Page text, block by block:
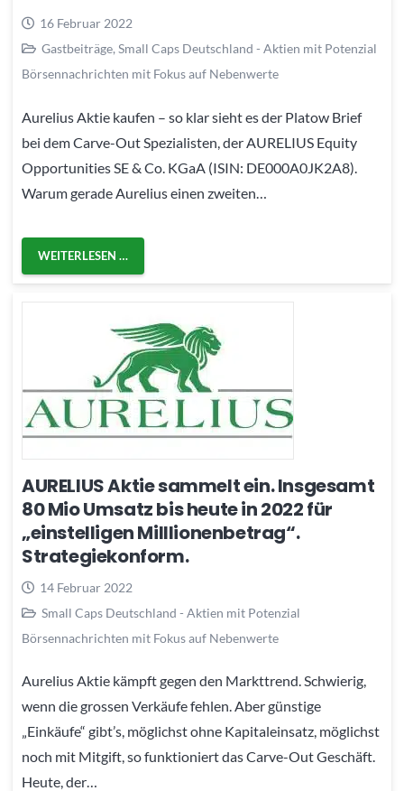
16 Februar 2022
Gastbeiträge, Small Caps Deutschland - Aktien mit Potenzial
Börsennachrichten mit Fokus auf Nebenwerte
Aurelius Aktie kaufen – so klar sieht es der Platow Brief
bei dem Carve-Out Spezialisten, der AURELIUS Equity
Opportunities SE & Co. KGaA (ISIN: DE000A0JK2A8).
Warum gerade Aurelius einen zweiten…
WEITERLESEN …
AURELIUS Aktie sammelt ein. Insgesamt
80 Mio Umsatz bis heute in 2022 für
„einstelligen Milllionenbetrag“.
Strategiekonform.
14 Februar 2022
Small Caps Deutschland - Aktien mit Potenzial
Börsennachrichten mit Fokus auf Nebenwerte
Aurelius Aktie kämpft gegen den Markttrend. Schwierig,
wenn die grossen Verkäufe fehlen. Aber günstige
„Einkäufe“ gibt’s, möglichst ohne Kapitaleinsatz, möglichst
noch mit Mitgift, so funktioniert das Carve-Out Geschäft.
Heute, der…